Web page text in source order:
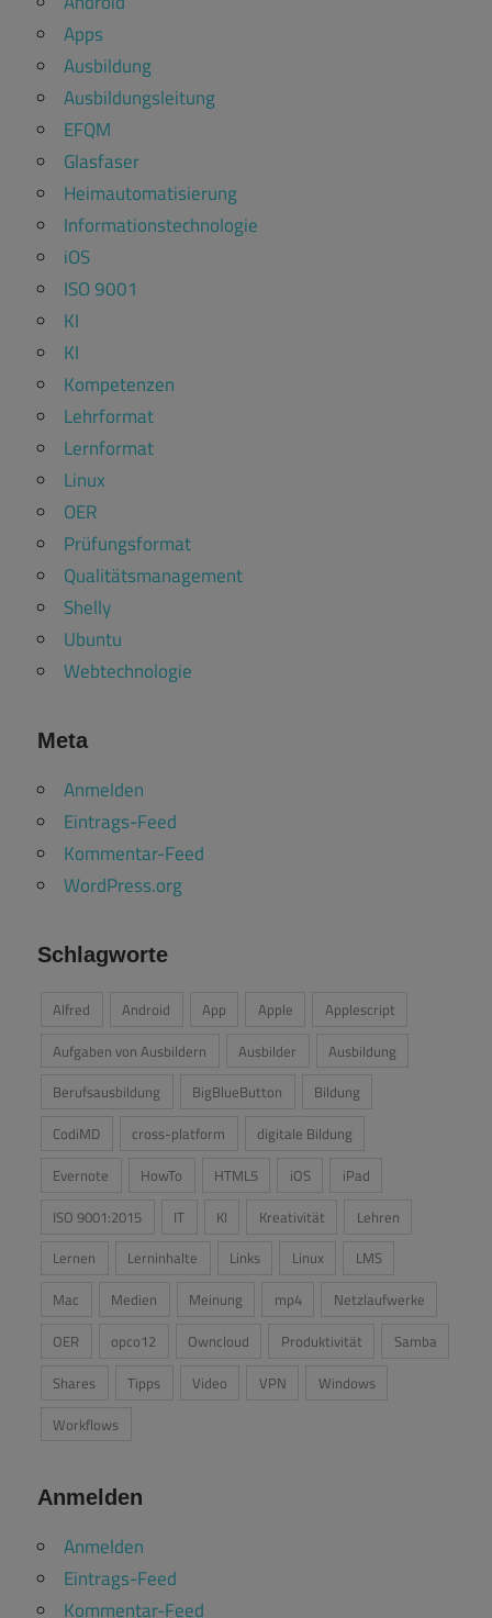
Apps
Ausbildung
Ausbildungsleitung
EFQM
Glasfaser
Heimautomatisierung
Informationstechnologie
iOS
ISO 9001
KI
KI
Kompetenzen
Lehrformat
Lernformat
Linux
OER
Prüfungsformat
Qualitätsmanagement
Shelly
Ubuntu
Webtechnologie
Meta
Anmelden
Eintrags-Feed
Kommentar-Feed
WordPress.org
Schlagworte
Alfred Android App Apple
Applescript
Aufgaben von Ausbildern
Ausbilder
Ausbildung
Berufsausbildung
BigBlueButton
Bildung
CodiMD
cross-platform
digitale Bildung
Evernote
HowTo HTML5 iOS
iPad
ISO 9001:2015
IT KI Kreativität
Lehren
Lernen
Lerninhalte Links Linux
LMS
Mac
Medien Meinung mp4
Netzlaufwerke
OER
opco12 Owncloud Produktivität
Samba
Shares
Tipps Video VPN
Windows
Workflows
Anmelden
Anmelden
Eintrags-Feed
Kommentar-Feed